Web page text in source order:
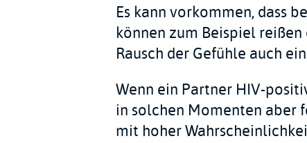
Es kann vorkommen, dass
können zum Beispiel
Rausch der Gefühle auch
Wenn ein Partner HIV-
in solchen Momenten aber
mit hoher